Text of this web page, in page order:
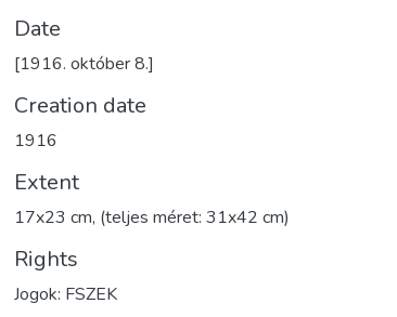
Date
[1916. október 8.]
Creation date
1916
Extent
17x23 cm, (teljes méret: 31x42 cm)
Rights
Jogok: FSZEK